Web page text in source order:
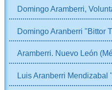
Domingo Aramberri,
Domingo Aranberri "Bittor
Aramberri. Nuevo León
Luis Aranberri Mendizabal